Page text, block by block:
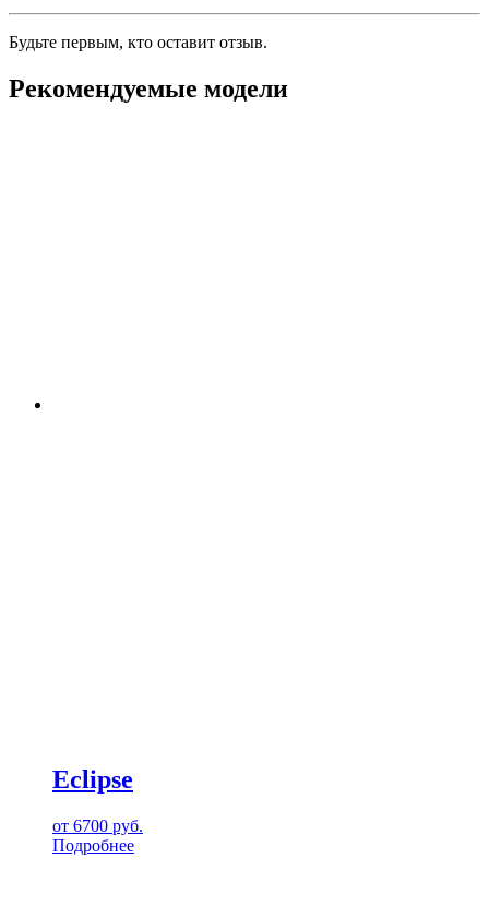
Будьте первым, кто оставит отзыв.
Рекомендуемые модели
Eclipse
от 6700 руб.
Подробнее